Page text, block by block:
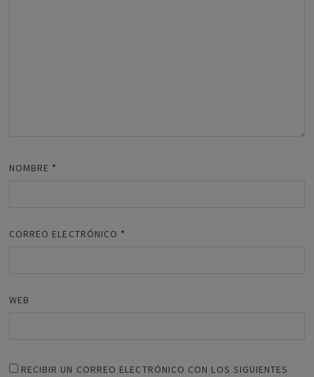
NOMBRE *
CORREO ELECTRÓNICO *
WEB
RECIBIR UN CORREO ELECTRÓNICO CON LOS SIGUIENTES